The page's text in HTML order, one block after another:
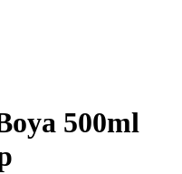
500ml